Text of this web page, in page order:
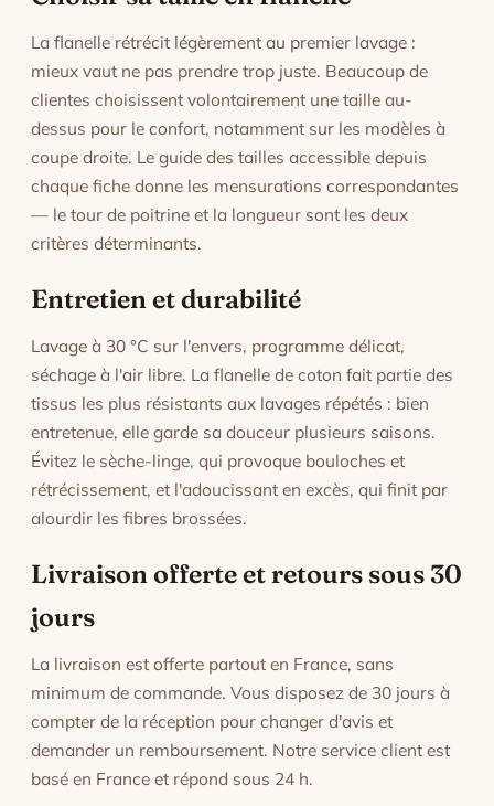
La flanelle rétrécit légèrement au premier lavage :
mieux vaut ne pas prendre trop juste. Beaucoup de
clientes choisissent volontairement une taille au-
dessus pour le confort, notamment sur les modèles à
coupe droite. Le guide des tailles accessible depuis
chaque fiche donne les mensurations correspondantes
— le tour de poitrine et la longueur sont les deux
critères déterminants.
Entretien et durabilité
Lavage à 30 °C sur l'envers, programme délicat,
séchage à l'air libre. La flanelle de coton fait partie des
tissus les plus résistants aux lavages répétés : bien
entretenue, elle garde sa douceur plusieurs saisons.
Évitez le sèche-linge, qui provoque bouloches et
rétrécissement, et l'adoucissant en excès, qui finit par
alourdir les fibres brossées.
Livraison offerte et retours sous 30
jours
La livraison est offerte partout en France, sans
minimum de commande. Vous disposez de 30 jours à
compter de la réception pour changer d'avis et
demander un remboursement. Notre service client est
basé en France et répond sous 24 h.